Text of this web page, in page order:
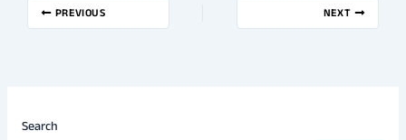
PREVIOUS NEXT
Search